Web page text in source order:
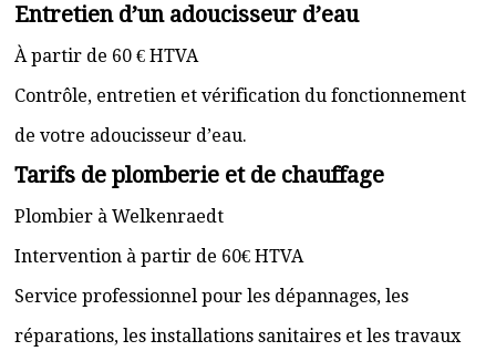
Entretien d’un adoucisseur d’eau
À partir de 60 € HTVA
Contrôle, entretien et vérification du fonctionnement
de votre adoucisseur d’eau.
Tarifs de plomberie et de chauffage
Plombier à Welkenraedt
Intervention à partir de 60€ HTVA
Service professionnel pour les dépannages, les
réparations, les installations sanitaires et les travaux